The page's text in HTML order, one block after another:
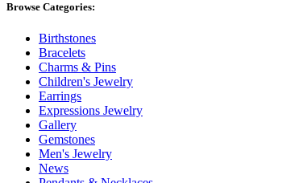
Browse Categories:
Birthstones
Bracelets
Charms & Pins
Children's Jewelry
Earrings
Expressions Jewelry
Gallery
Gemstones
Men's Jewelry
News